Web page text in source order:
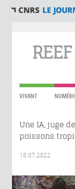
VIVANT
Une IA, juge
poissons
18.07.2022